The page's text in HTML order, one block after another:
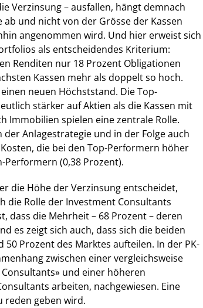
Verzinsung – ausfallen, hängt demnach
und nicht von der Grösse der Kassen
angenommen wird. Und hier erweist sich
als entscheidendes Kriterium:
Renditen nur 18 Prozent Obligationen
Kassen mehr als doppelt so hoch.
neuen Höchststand. Die Top-
stärker auf Aktien als die Kassen mit
Immobilien spielen eine zentrale Rolle.
Anlagestrategie und in der Folge auch
die bei den Top-Performern höher
Performern (0,38 Prozent).
die Höhe der Verzinsung entscheidet,
die Rolle der Investment Consultants
dass die Mehrheit – 68 Prozent – deren
es zeigt sich auch, dass sich die beiden
50 Prozent des Marktes aufteilen. In der PK-
zwischen einer vergleichsweise
und einer höheren
arbeiten, nachgewiesen. Eine
reden geben wird.